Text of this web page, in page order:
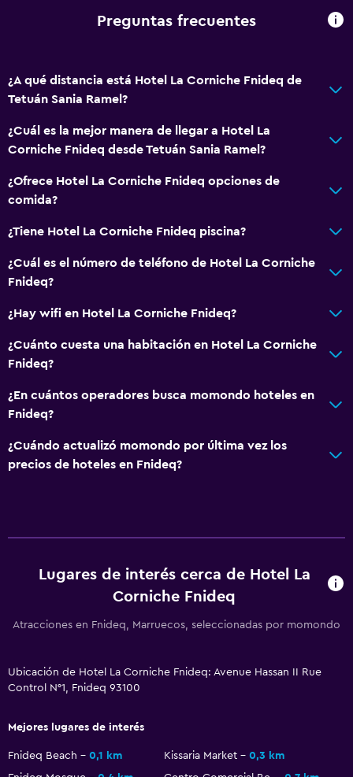
Sofá
Piso de mosaico/mármol
Salud y seguridad
Limpieza diaria
Botiquín de primeros auxilios
Cámaras CCTV en zonas comunes
Cámaras CCTV en el exterior
Seguridad las 24 horas
Accesibilidad y adecuación
Ascensor disponible
Servicios y facilidades
Servicio de habitaciones
Acceso con llave
Check-in/check-out privado
Recepción 24 horas
Tina de baño
Preguntas frecuentes
¿A qué distancia está Hotel La Corniche Fnideq de
Tetuán Sania Ramel?
¿Cuál es la mejor manera de llegar a Hotel La
Corniche Fnideq desde Tetuán Sania Ramel?
¿Ofrece Hotel La Corniche Fnideq opciones de
comida?
¿Tiene Hotel La Corniche Fnideq piscina?
¿Cuál es el número de teléfono de Hotel La Corniche
Fnideq?
¿Hay wifi en Hotel La Corniche Fnideq?
¿Cuánto cuesta una habitación en Hotel La Corniche
Fnideq?
¿En cuántos operadores busca momondo hoteles en
Fnideq?
¿Cuándo actualizó momondo por última vez los
precios de hoteles en Fnideq?
Lugares de interés cerca de Hotel La
Corniche Fnideq
Atracciones en Fnideq, Marruecos, seleccionadas por momondo
Ubicación de Hotel La Corniche Fnideq: Avenue Hassan II Rue
Control N°1, Fnideq 93100
Mejores lugares de interés
Fnideq Beach 0,1 km Kissaria Market
0,3 km